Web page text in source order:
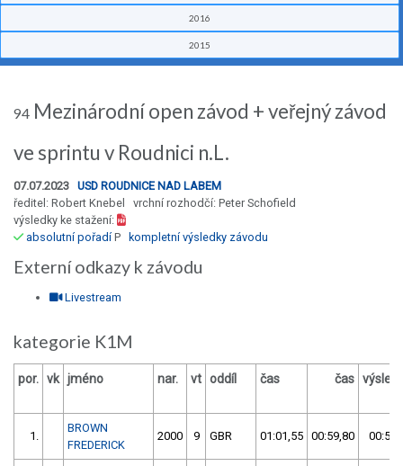
2016
2015
94 Mezinárodní open závod + veřejný závod
ve sprintu v Roudnici n.L.
07.07.2023 USD ROUDNICE NAD LABEM
ředitel: Robert Knebel vrchní rozhodčí: Peter Schofield
výsledky ke stažení:
absolutní pořadíP kompletní výsledky závodu
Externí odkazy k závodu
Livestream
kategorie K1M
por. vk jméno nar. vt oddíl čas čas
1.
BROWN
FREDERICK
2000 9 GBR 01:01,55 00:59,80